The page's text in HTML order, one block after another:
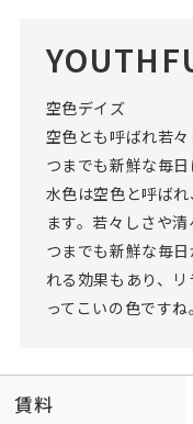
空色デイズ
空色とも呼ばれ若
つまでも新鮮な毎日
水色は空色と呼ば
ます。若々しさや
つまでも新鮮な毎
れる効果もあり、
ってこいの色ですね。
賃料